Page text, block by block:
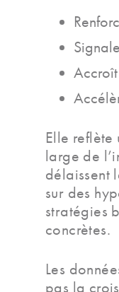
Elle reflète
large de
délaissent
sur des
stratégies
concrètes.
Les
pas la